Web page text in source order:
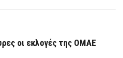
οι εκλογές της ΟΜΑΕ